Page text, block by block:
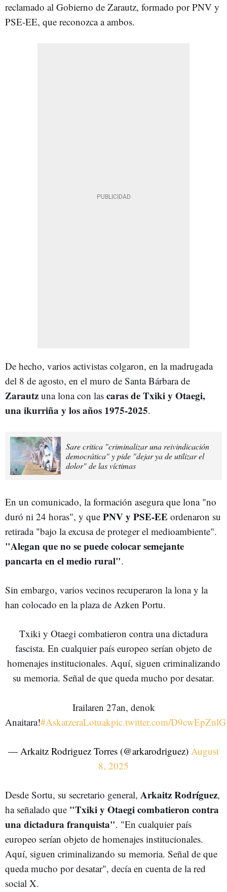
reclamado al Gobierno de Zarautz, formado por PNV y
PSE-EE, que reconozca a ambos.
De hecho, varios activistas colgaron, en la madrugada
del 8 de agosto, en el muro de Santa Bárbara de
Zarautz una lona con las caras de Txiki y Otaegi,
una ikurriña y los años 1975-2025.
Sare critica "criminalizar una reivindicación
democrática" y pide "dejar ya de utilizar el
dolor" de las víctimas
En un comunicado, la formación asegura que lona "no
duró ni 24 horas", y que PNV y PSE-EE ordenaron su
retirada "bajo la excusa de proteger el medioambiente".
"Alegan que no se puede colocar semejante
pancarta en el medio rural".
Sin embargo, varios vecinos recuperaron la lona y la
han colocado en la plaza de Azken Portu.
Txiki y Otaegi combatieron contra una dictadura
fascista. En cualquier país europeo serían objeto de
homenajes institucionales. Aquí, siguen criminalizando
su memoria. Señal de que queda mucho por desatar.
Irailaren 27an, denok
Anaitara!#AskatzeraLotuakpic.twitter.com/D9cwEpZnlG
— Arkaitz Rodriguez Torres (@arkarodriguez) August
8, 2025
Desde Sortu, su secretario general, Arkaitz Rodríguez,
ha señalado que "Txiki y Otaegi combatieron contra
una dictadura franquista". "En cualquier país
europeo serían objeto de homenajes institucionales.
Aquí, siguen criminalizando su memoria. Señal de que
queda mucho por desatar", decía en cuenta de la red
social X.